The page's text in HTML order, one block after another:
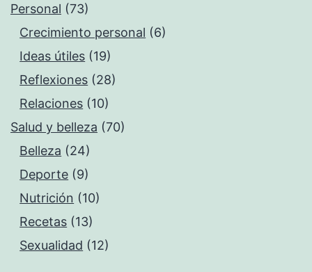
Personal (73)
Crecimiento personal (6)
Ideas útiles (19)
Reflexiones (28)
Relaciones (10)
Salud y belleza (70)
Belleza (24)
Deporte (9)
Nutrición (10)
Recetas (13)
Sexualidad (12)